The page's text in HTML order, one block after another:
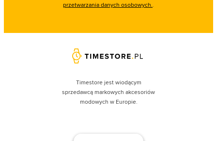
przetwarzania danych osobowych..
Timestore jest wiodącym
sprzedawcą markowych akcesoriów
modowych w Europie.